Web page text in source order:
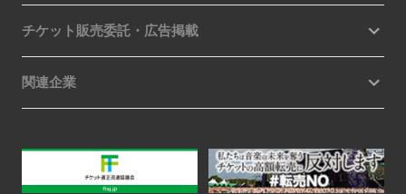
チケット販売委託・広告掲載
関連企業